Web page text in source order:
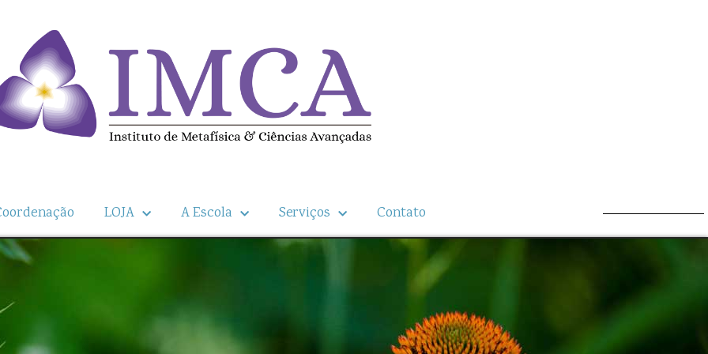
LOJA A Escola Serviços Contato